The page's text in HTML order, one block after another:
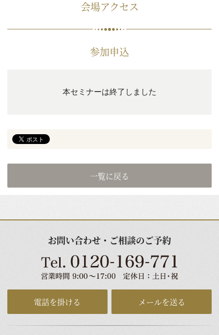
会場アクセス
参加申込
本セミナーは終了しました
一覧に戻る
お問い合わせ・ご相談のご予約
電話を掛ける メールを送る